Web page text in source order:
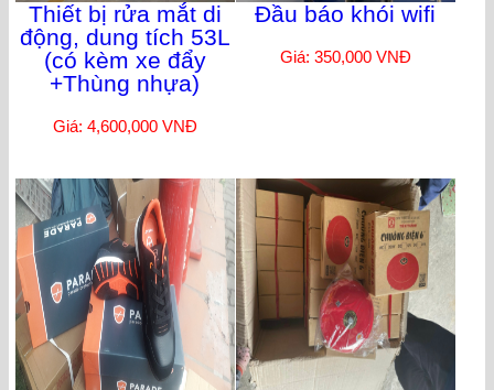
Thiết bị rửa mắt di
động, dung tích 53L
(có kèm xe đẩy
+Thùng nhựa)
Giá: 4,600,000 VNĐ
Đầu báo khói wifi
Giá: 350,000 VNĐ